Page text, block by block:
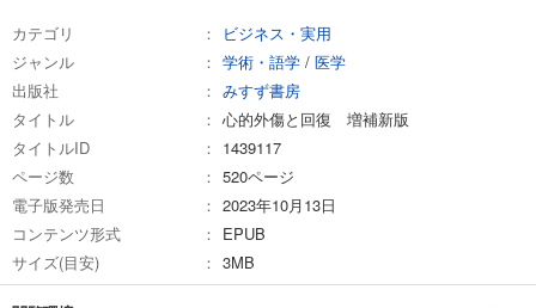
カテゴリ
ビジネス・実用
ジャンル
学術・語学 / 医学
出版社
みすず書房
タイトル
心的外傷と回復 増補新版
タイトルID
1439117
ページ数
520ページ
電子版発売日
2023年10月13日
コンテンツ形式
EPUB
サイズ(目安)
3MB